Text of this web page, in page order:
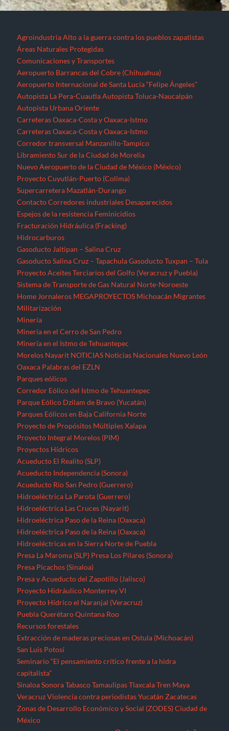
Agroindustria Alto a la guerra contra los pueblos zapatistas
Áreas Naturales Protegidas
Comunicaciones y Transportes
Aeropuerto Barrancas del Cobre (Chihuahua)
Aeropuerto Internacional de Santa Lucía “Felipe Ángeles”
Autopista La Pera-Cuautla Autopista Toluca-Naucalpán
Autopista Urbana Oriente
Carreteras Oaxaca-Costa y Oaxaca-Istmo
Carreteras Oaxaca-Costa y Oaxaca-Istmo
Corredor transversal Manzanillo-Tampico
Libramiento Sur de la Ciudad de Morelia
Nuevo Aeropuerto de la Ciudad de México (México)
Proyecto Cuyutlán-Puerto (Colima)
Supercarretera Mazatlán-Durango
Contacto Corredores industriales Desaparecidos
Espejos de la resistencia Feminicidios
Fracturación Hidráulica (Fracking)
Hidrocarburos
Gasoducto Jaltipan – Salina Cruz
Gasoducto Salina Cruz – Tapachula Gasoducto Tuxpan – Tula
Proyecto Aceites Terciarios del Golfo (Veracruz y Puebla)
Sistema de Transporte de Gas Natural Norte-Noroeste
Home Jornaleros MEGAPROYECTOS Michoacán Migrantes
Militarización
Minería
Minería en el Cerro de San Pedro
Minería en el Istmo de Tehuantepec
Morelos Nayarit NOTICIAS Noticias Nacionales Nuevo León
Oaxaca Palabras del EZLN
Parques eólicos
Corredor Eólico del Istmo de Tehuantepec
Parque Eólico Dzilam de Bravo (Yucatán)
Parques Eólicos en Baja California Norte
Proyecto de Propósitos Múltiples Xalapa
Proyecto Integral Morelos (PIM)
Proyectos Hídricos
Acueducto El Realito (SLP)
Acueducto Independencia (Sonora)
Acueducto Río San Pedro (Guerrero)
Hidroeléctrica La Parota (Guerrero)
Hidroeléctrica Las Cruces (Nayarit)
Hidroeléctrica Paso de la Reina (Oaxaca)
Hidroeléctrica Paso de la Reina (Oaxaca)
Hidroeléctricas en la Sierra Norte de Puebla
Presa La Maroma (SLP) Presa Los Pilares (Sonora)
Presa Picachos (Sinaloa)
Presa y Acueducto del Zapotillo (Jalisco)
Proyecto Hidráulico Monterrey VI
Proyecto Hídrico el Naranjal (Veracruz)
Puebla Querétaro Quintana Roo
Recursos forestales
Extracción de maderas preciosas en Ostula (Michoacán)
San Luis Potosí
Seminario “El pensamiento crítico frente a la hidra
capitalista”
Sinaloa Sonora Tabasco Tamaulipas Tlaxcala Tren Maya
Veracruz Violencia contra periodistas Yucatán Zacatecas
Zonas de Desarrollo Económico y Social (ZODES) Ciudad de
México